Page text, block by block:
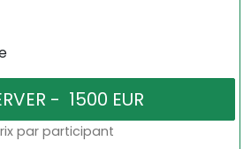
par participant